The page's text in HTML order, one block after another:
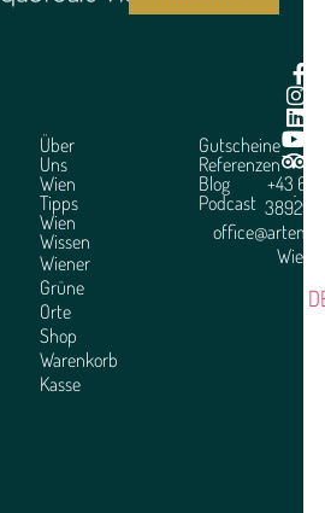
Über
Uns
Wien
Tipps
Wien
Wissen
Wiener
Grüne
Orte
Shop
Warenkorb
Kasse
Gutscheine
Referenzen
Blog
Podcast
+43 664
3892951
Wien